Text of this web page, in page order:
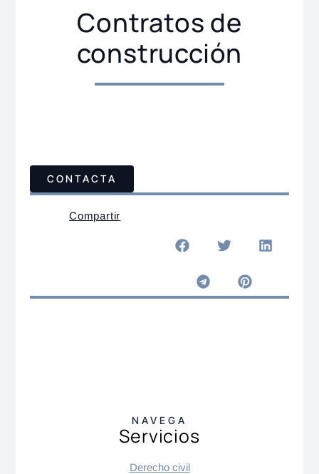
Contratos de
construcción
CONTACTA
Compartir
NAVEGA
Servicios
Derecho civil